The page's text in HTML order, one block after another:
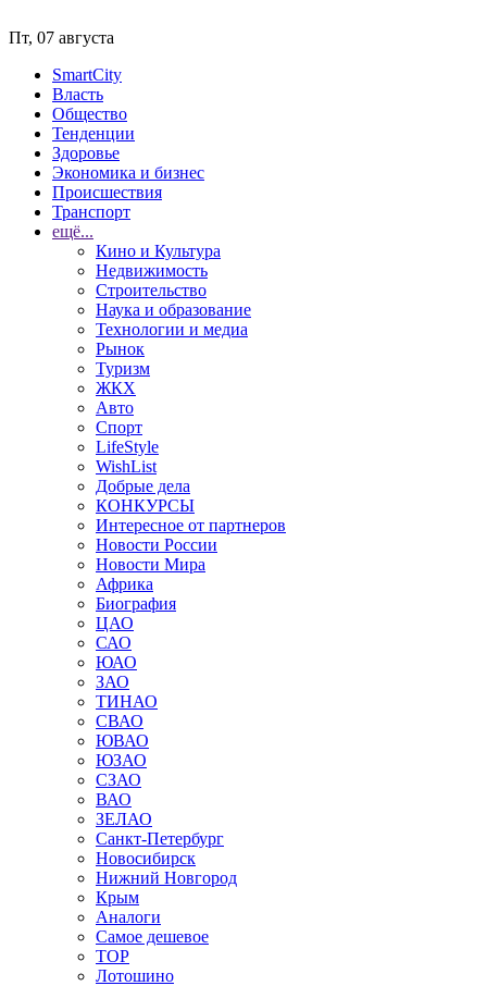
Пт, 07 августа
SmartCity
Власть
Общество
Тенденции
Здоровье
Экономика и бизнес
Происшествия
Транспорт
ещё...
Кино и Культура
Недвижимость
Строительство
Наука и образование
Технологии и медиа
Рынок
Туризм
ЖКХ
Авто
Спорт
LifeStyle
WishList
Добрые дела
КОНКУРСЫ
Интересное от партнеров
Новости России
Новости Мира
Африка
Биография
ЦАО
САО
ЮАО
ЗАО
ТИНАО
СВАО
ЮВАО
ЮЗАО
СЗАО
ВАО
ЗЕЛАО
Санкт-Петербург
Новосибирск
Нижний Новгород
Крым
Аналоги
Самое дешевое
TOP
Лотошино